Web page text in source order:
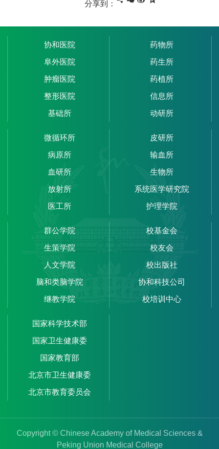
分享到：
协和医院
阜外医院
肿瘤医院
整形医院
基础所
药物所
药生所
药植所
信息所
动研所
微循环所
病原所
血研所
放射所
医工所
皮研所
输血所
生物所
系统医学研究院
护理学院
群公学院
生策学院
人文学院
脑和类脑学院
继教学院
校基金会
校友会
校出版社
协和科技公司
校培训中心
国家科学技术部
国家卫生健康委
国家教育部
北京市卫生健康委
北京市教育委员会
Copyright © Chinese Academy of Medical Sciences &
Peking Union Medical College